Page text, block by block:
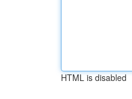
HTML is disabled